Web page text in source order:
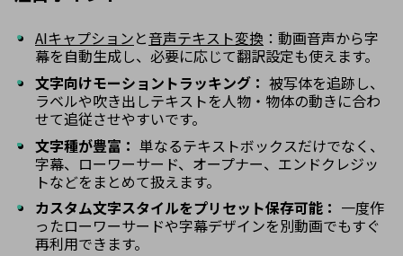
AIキャプションと音声テキスト変換 ：動画音声から字
幕を自動生成し、必要に応じて翻訳設定も使えます。
文字向けモーショントラッキング： 被写体を追跡し、
ラベルや吹き出しテキストを人物・物体の動きに合わ
せて追従させやすいです。
文字種が豊富： 単なるテキストボックスだけでなく、
字幕、ローワーサード、オープナー、エンドクレジッ
トなどをまとめて扱えます。
カスタム文字スタイルをプリセット保存可能： 一度作
ったローワーサードや字幕デザインを別動画でもすぐ
再利用できます。